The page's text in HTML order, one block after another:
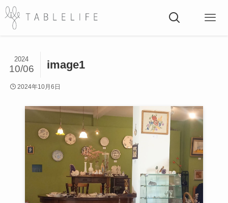
image1
2024
10/06
2024年10月6日